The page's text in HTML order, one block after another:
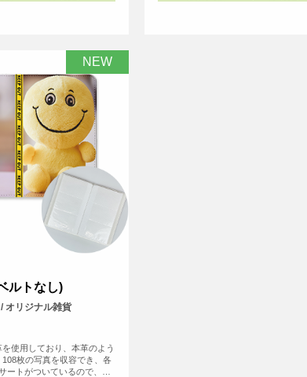
NEW
ルトなし)
オリジナル雑貨
を使用しており、本革のよう
枚の写真を収容でき、各
ートがついているので、写